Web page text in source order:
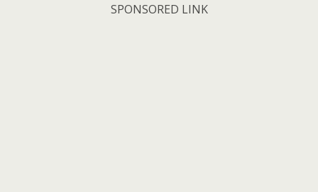
SPONSORED LINK